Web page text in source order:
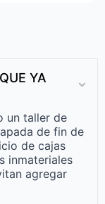
YA
un taller de
de fin de
de cajas
inmateriales
agregar